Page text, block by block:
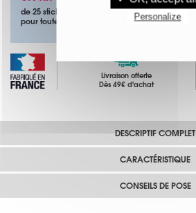
de 25 stickers papillons noirs
pour toute commande
Livraison offerte
Dès 49€ d'achat
DESCRIPTIF COMPLET
CARACTÉRISTIQUE
CONSEILS DE POSE
Personalize